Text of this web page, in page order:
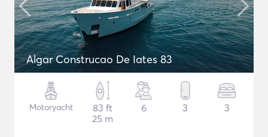
Algar Construcao De Iates 83
Motoryacht
83 ft
25 m
6 3 3